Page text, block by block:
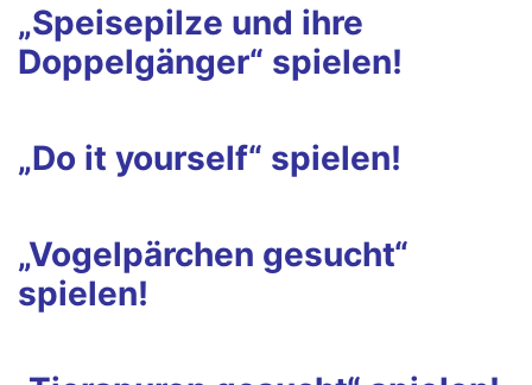
„Speisepilze und ihre
Doppelgänger“ spielen!
„Do it yourself“ spielen!
„Vogelpärchen gesucht“
spielen!